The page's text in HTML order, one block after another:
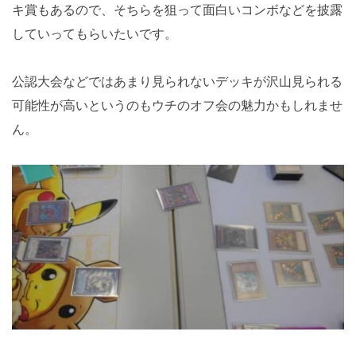
キ賞もあるので、そちらを狙って面白いコンボなどを披露
していってもらいたいです。
公認大会などではあまり見られないデッキが沢山見られる
可能性が高いというのもウチのオフ会の魅力かもしれませ
ん。